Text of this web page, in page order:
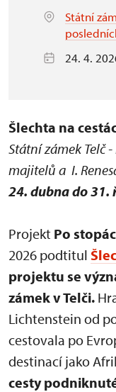
Státní
24. 4.
Šlechta na
Státní zámek Telč
majitelů a I.
24. dubna do 31.
Projekt Po
2026 podtitul
projektu se
zámek v Telči.
Lichtenstein od
cestovala po
destinací jako
cesty